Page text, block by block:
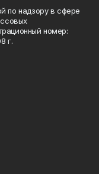
по надзору в сфере
номер:
г.